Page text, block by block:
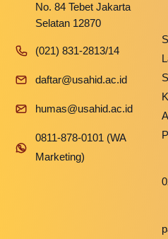
No. 84 Tebet Jakarta
Selatan 12870
(021) 831-2813/14
daftar@usahid.ac.id
humas@usahid.ac.id
0811-878-0101 (WA
Marketing)